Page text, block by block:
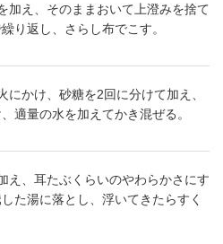
加え、そのままおいて上澄みを捨て
り返し、さらし布でこす。
にかけ、砂糖を2回に分けて加え、
適量の水を加えてかき混ぜる。
え、耳たぶくらいのやわらかさにす
た湯に落とし、浮いてきたらすく